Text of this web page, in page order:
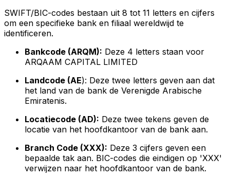
SWIFT/BIC-codes bestaan uit 8 tot 11 letters en cijfers
om een specifieke bank en filiaal wereldwijd te
identificeren.
Bankcode (ARQM): Deze 4 letters staan voor
ARQAAM CAPITAL LIMITED
Landcode (AE): Deze twee letters geven aan dat
het land van de bank de Verenigde Arabische
Emiratenis.
Locatiecode (AD): Deze twee tekens geven de
locatie van het hoofdkantoor van de bank aan.
Branch Code (XXX): Deze 3 cijfers geven een
bepaalde tak aan. BIC-codes die eindigen op 'XXX'
verwijzen naar het hoofdkantoor van de bank.